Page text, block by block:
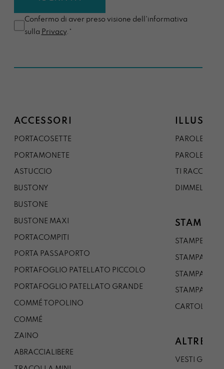
Confermo di aver preso visione dell'informativa
sulla Privacy.*
ACCESSORI
PORTACOSETTE
PORTAMONETE
ASTUCCIO
BUSTONY
BUSTONE
BUSTONE MAXI
PORTACOMPITI
PORTA PASSAPORTO
PORTAFOGLIO PATELLATO PICCOLO
PORTAFOGLIO PATELLATO GRANDE
COMMÉ TOPOLINO
COMMÉ
ZAINO
ABRACCIALIBERE
PAROLE DAL
PAROLE DA
TI
DIMMELO
STAMPE
STAMPE A5
STAMPA A3
STAMPA A1
STAMPA A0
CARTOLINA
ALTRE
VESTI